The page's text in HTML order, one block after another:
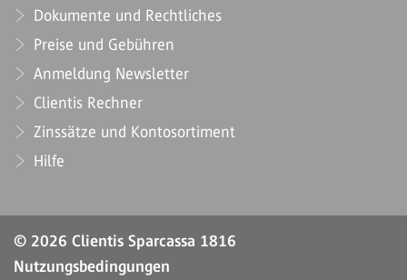
Dokumente und Rechtliches
Preise und Gebühren
Anmeldung Newsletter
Clientis Rechner
Zinssätze und Kontosortiment
Hilfe
© 2026 Clientis Sparcassa 1816
Nutzungsbedingungen